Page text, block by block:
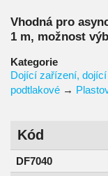
Vhodná pro
1 m, možnost
Kategorie
Dojící zařízení,
podtlakové →
Kód
DF7040